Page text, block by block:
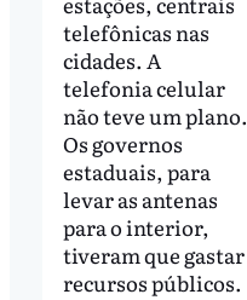
telefônicas nas
cidades. A
telefonia celular
não teve um plano.
Os governos
estaduais, para
levar as antenas
para o interior,
tiveram que gastar
recursos públicos.